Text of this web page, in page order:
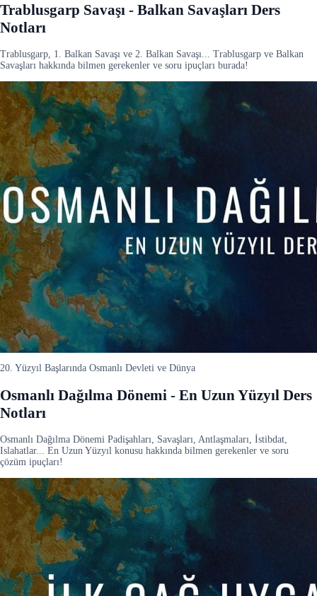
Trablusgarp Savaşı - Balkan Savaşları Ders
Notları
Trablusgarp, 1. Balkan Savaşı ve 2. Balkan Savaşı... Trablusgarp ve Balkan
Savaşları hakkında bilmen gerekenler ve soru ipuçları burada!
20. Yüzyıl Başlarında Osmanlı Devleti ve Dünya
Osmanlı Dağılma Dönemi - En Uzun Yüzyıl Ders
Notları
Osmanlı Dağılma Dönemi Padişahları, Savaşları, Antlaşmaları, İstibdat,
Islahatlar... En Uzun Yüzyıl konusu hakkında bilmen gerekenler ve soru
çözüm ipuçları!